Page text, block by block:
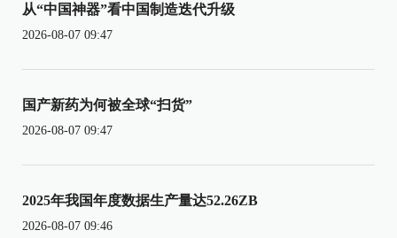
从“中国神器”看中国制造迭代升级
2026-08-07 09:47
国产新药为何被全球“扫货”
2026-08-07 09:47
2025年我国年度数据生产量达52.26ZB
2026-08-07 09:46